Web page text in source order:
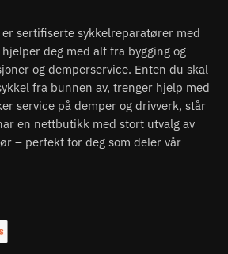
sertifiserte sykkelreparatører med
deg med alt fra bygging og
og demperservice. Enten du skal
fra bunnen av, trenger hjelp med
service på demper og drivverk, står
en nettbutikk med stort utvalg av
– perfekt for deg som deler vår